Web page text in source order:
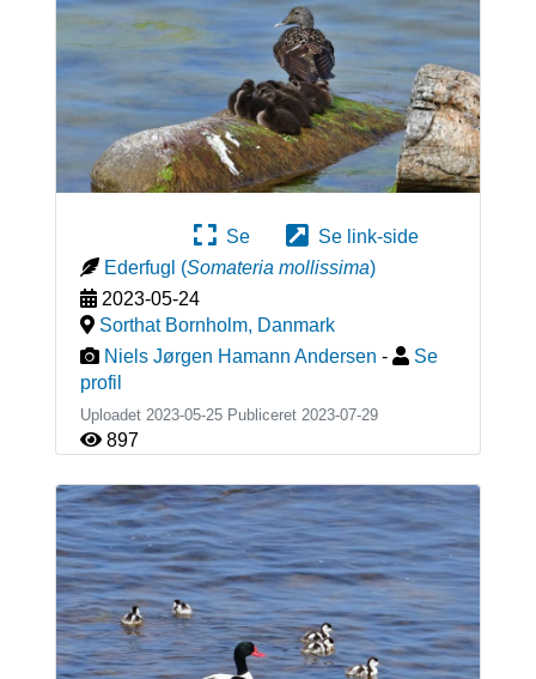
Se
Se link-side
Ederfugl (Somateria mollissima)
2023-05-24
Sorthat Bornholm, Danmark
Niels Jørgen Hamann Andersen -
Se
profil
Uploadet 2023-05-25 Publiceret 2023-07-29
897